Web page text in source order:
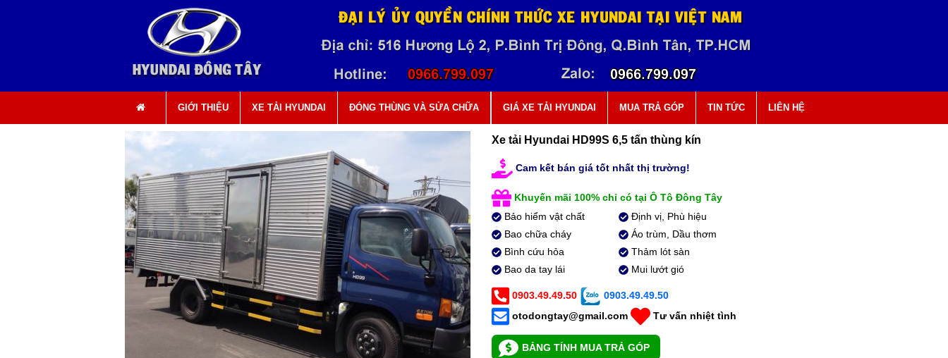
GIỚI THIỆU
XE TẢI HYUNDAI ĐÓNG THÙNG VÀ SỬA CHỮA GIÁ XE TẢI HYUNDAI MUA TRẢ GÓP TIN TỨC LIÊN HỆ
Xe tải Hyundai HD99S 6,5 tấn thùng kín
Cam kết bán giá tốt nhất thị trường!
Khuyến mãi 100% chỉ có tại Ô Tô Đông Tây
Bảo hiểm vật chất
Bao chữa cháy
Bình cứu hỏa
Bao da tay lái
Định vị, Phù hiệu
Áo trùm, Dầu thơm
Thảm lót sàn
Mui lướt gió
0903.49.49.50
0903.49.49.50
otodongtay@gmail.com
Tư vấn nhiệt tình
BẢNG TÍNH MUA TRẢ GÓP